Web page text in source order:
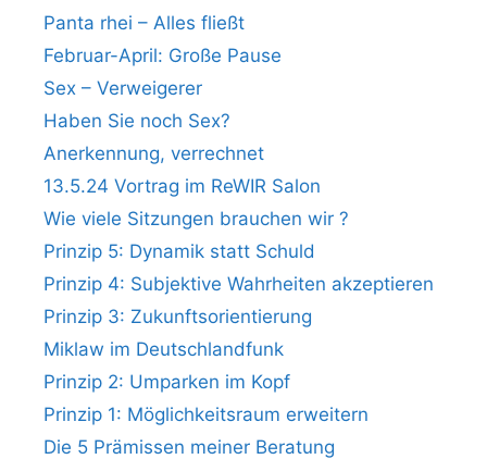
Panta rhei – Alles fließt
Februar-April: Große Pause
Sex – Verweigerer
Haben Sie noch Sex?
Anerkennung, verrechnet
13.5.24 Vortrag im ReWIR Salon
Wie viele Sitzungen brauchen wir ?
Prinzip 5: Dynamik statt Schuld
Prinzip 4: Subjektive Wahrheiten akzeptieren
Prinzip 3: Zukunftsorientierung
Miklaw im Deutschlandfunk
Prinzip 2: Umparken im Kopf
Prinzip 1: Möglichkeitsraum erweitern
Die 5 Prämissen meiner Beratung